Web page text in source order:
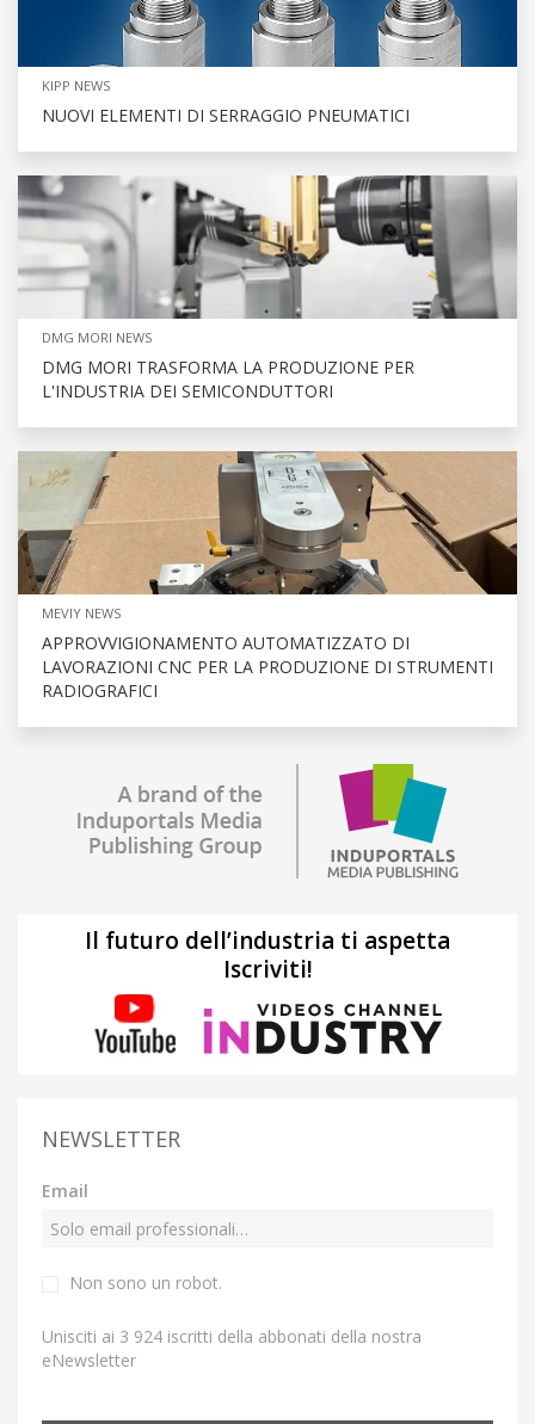
KIPP NEWS
NUOVI ELEMENTI DI SERRAGGIO PNEUMATICI
DMG MORI NEWS
DMG MORI TRASFORMA LA PRODUZIONE PER
L'INDUSTRIA DEI SEMICONDUTTORI
MEVIY NEWS
APPROVVIGIONAMENTO AUTOMATIZZATO DI
LAVORAZIONI CNC PER LA PRODUZIONE DI STRUMENTI
RADIOGRAFICI
Il futuro dell’industria ti aspetta
Iscriviti!
NEWSLETTER
Email
Non sono un robot.
Unisciti ai 3 924 iscritti della abbonati della nostra
eNewsletter